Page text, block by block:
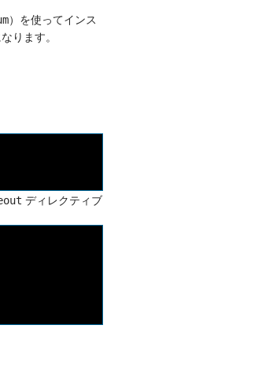
）を使ってインス
ります。
ディレクティブ